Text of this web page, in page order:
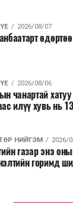
2026/08/07
2026/08/06
чанартай
илүү хувь нь
НИЙГЭМ 2026/
газар энэ
горимд